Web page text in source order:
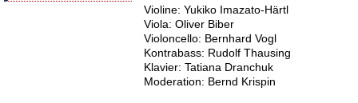
Violine: Yukiko Imazato-Härtl
Viola: Oliver Biber
Violoncello: Bernhard Vogl
Kontrabass: Rudolf Thausing
Klavier: Tatiana Dranchuk
Moderation: Bernd Krispin